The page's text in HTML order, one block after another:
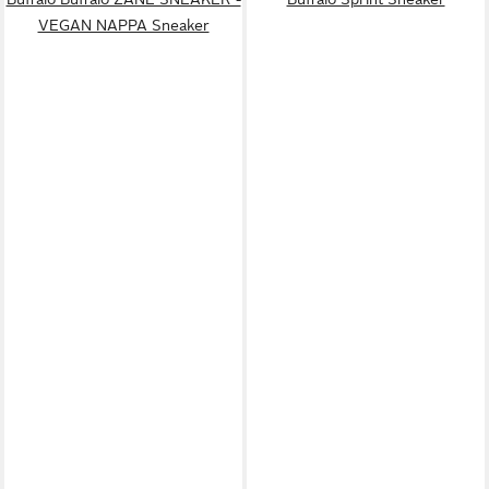
VEGAN NAPPA Sneaker